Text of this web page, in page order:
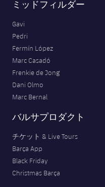
ミッドフィルダー
Gavi
Pedri
Fermín López
Marc Casadó
Frenkie de Jong
Dani Olmo
Marc Bernal
バルサプロダクト
チケット & Live Tours
Barça App
Black Friday
Christmas Barça